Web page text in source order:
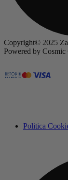
Copyright© 2025
Powered by Cosmic
Politica